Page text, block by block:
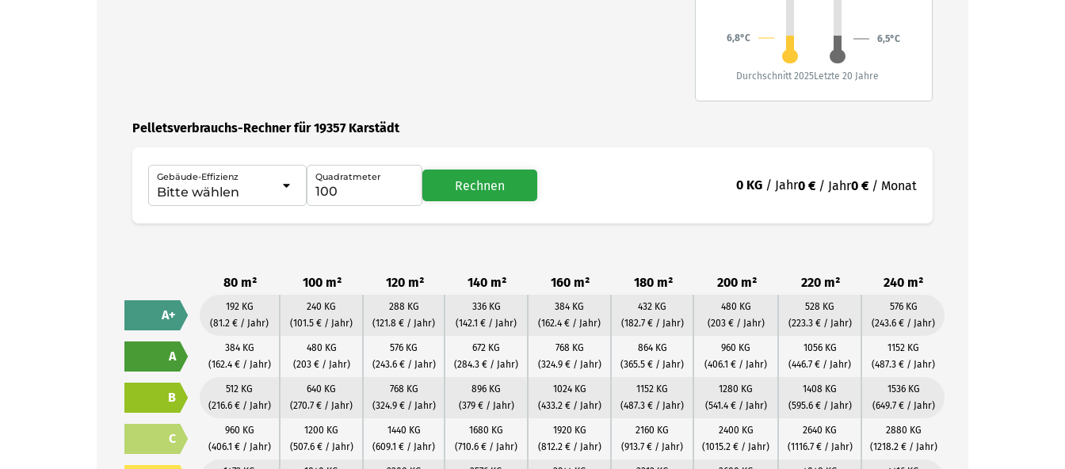
6,8°C 6,5°C
Durchschnitt 2025Letzte 20 Jahre
Pelletsverbrauchs-Rechner für 19357 Karstädt
Gebäude-Effizienz Quadratmeter
Rechnen 0 KG / Jahr0 € / Jahr0 € / Monat
80 m² 100 m² 120 m² 140 m² 160 m² 180 m² 200 m² 220 m² 240 m²
A+
192 KG
(81.2 € / Jahr)
240 KG
(101.5 € / Jahr)
288 KG
(121.8 € / Jahr)
336 KG
(142.1 € / Jahr)
384 KG
(162.4 € / Jahr)
432 KG
(182.7 € / Jahr)
480 KG
(203 € / Jahr)
528 KG
(223.3 € / Jahr)
576 KG
(243.6 € / Jahr)
A
384 KG
(162.4 € / Jahr)
480 KG
(203 € / Jahr)
576 KG
(243.6 € / Jahr)
672 KG
(284.3 € / Jahr)
768 KG
(324.9 € / Jahr)
864 KG
(365.5 € / Jahr)
960 KG
(406.1 € / Jahr)
1056 KG
(446.7 € / Jahr)
1152 KG
(487.3 € / Jahr)
B
512 KG
(216.6 € / Jahr)
640 KG
(270.7 € / Jahr)
768 KG
(324.9 € / Jahr)
896 KG
(379 € / Jahr)
1024 KG
(433.2 € / Jahr)
1152 KG
(487.3 € / Jahr)
1280 KG
(541.4 € / Jahr)
1408 KG
(595.6 € / Jahr)
1536 KG
(649.7 € / Jahr)
C
960 KG
(406.1 € / Jahr)
1200 KG
(507.6 € / Jahr)
1440 KG
(609.1 € / Jahr)
1680 KG
(710.6 € / Jahr)
1920 KG
(812.2 € / Jahr)
2160 KG
(913.7 € / Jahr)
2400 KG
(1015.2 € / Jahr)
2640 KG
(1116.7 € / Jahr)
2880 KG
(1218.2 € / Jahr)